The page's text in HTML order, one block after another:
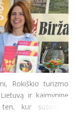
Rokiškio turizmo
ir kaimyninę
kur susirenka
ir jų turizmo